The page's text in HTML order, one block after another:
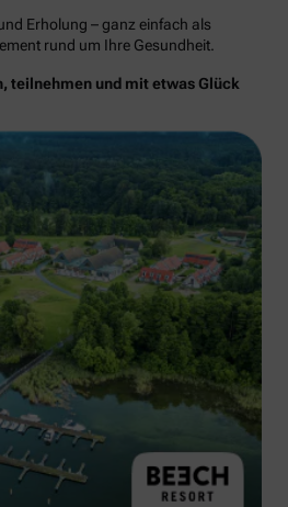
Erholung – ganz einfach als
rund um Ihre Gesundheit.
teilnehmen und mit etwas Glück